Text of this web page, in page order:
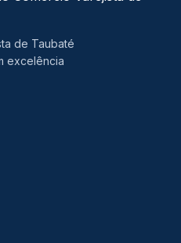
de Taubaté
excelência